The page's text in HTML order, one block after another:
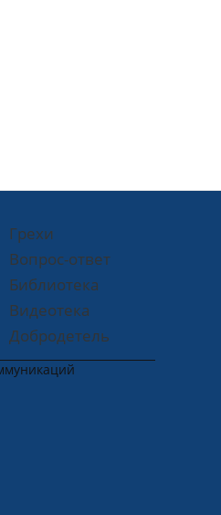
Грехи
Вопрос-ответ
Библиотека
Видеотека
Добродетель